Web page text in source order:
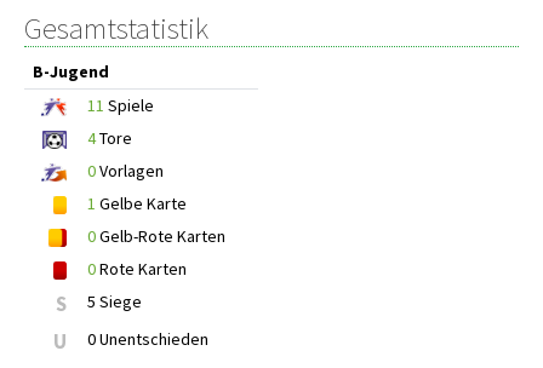
Gesamtstatistik
B-Jugend
11 Spiele
4Tore
0Vorlagen
1 Gelbe Karte
0Gelb-Rote Karten
0Rote Karten
S 5 Siege
U 0 Unentschieden